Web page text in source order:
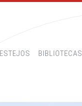
BIBLIOTECAS